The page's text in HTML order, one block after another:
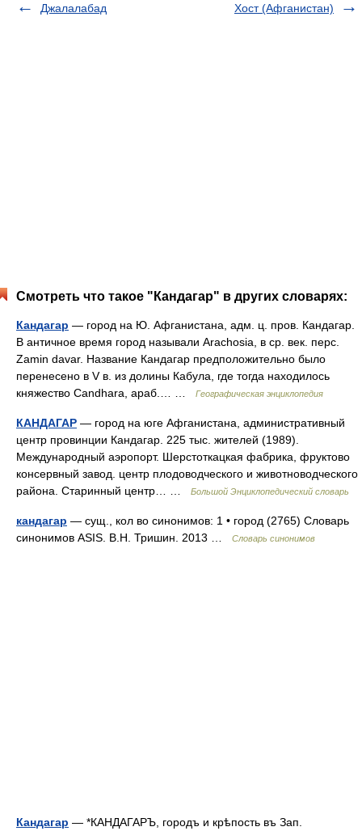
Джалалабад Хост (Афганистан)
Смотреть что такое "Кандагар" в других словарях:
Кандагар — город на Ю. Афганистана, адм. ц. пров. Кандагар.
В античное время город называли Arachosia, в ср. век. перс.
Zamin davar. Название Кандагар предположительно было
перенесено в V в. из долины Кабула, где тогда находилось
княжество Candhara, араб.… …
Географическая энциклопедия
КАНДАГАР — город на юге Афганистана, административный
центр провинции Кандагар. 225 тыс. жителей (1989).
Международный аэропорт. Шерстоткацкая фабрика, фруктово
консервный завод. центр плодоводческого и животноводческого
района. Старинный центр… …
Большой Энциклопедический словарь
кандагар — сущ., кол во синонимов: 1 • город (2765) Словарь
синонимов ASIS. В.Н. Тришин. 2013 …
Словарь синонимов
Кандагар — *КАНДАГАРЪ, городъ и крѣпость въ Зап.